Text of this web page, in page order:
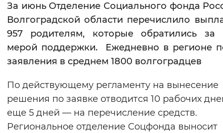
Нормальный Увеличенный
Цвет сайта
Инверсивный
Изображения
Включены Выключены
За июнь Отделение Социального фонда
Волгоградской области перечислило
957 родителям, которые обратились за
мерой поддержки. Ежедневно в регионе
заявления в среднем 1800 волгоградцев
По действующему регламенту на вынесение
решения по заявке отводится 10 рабочих
еще 5 дней — на перечисление средств.
Региональное отделение Соцфонда выносит